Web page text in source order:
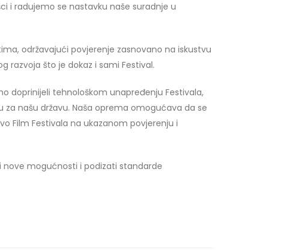
i radujemo se nastavku naše suradnje u
održavajući povjerenje zasnovano na iskustvu
razvoja što je dokaz i sami Festival.
doprinijeli tehnološkom unapređenju Festivala,
našu državu. Naša oprema omogućava da se
Film Festivala na ukazanom povjerenju i
nove mogućnosti i podizati standarde